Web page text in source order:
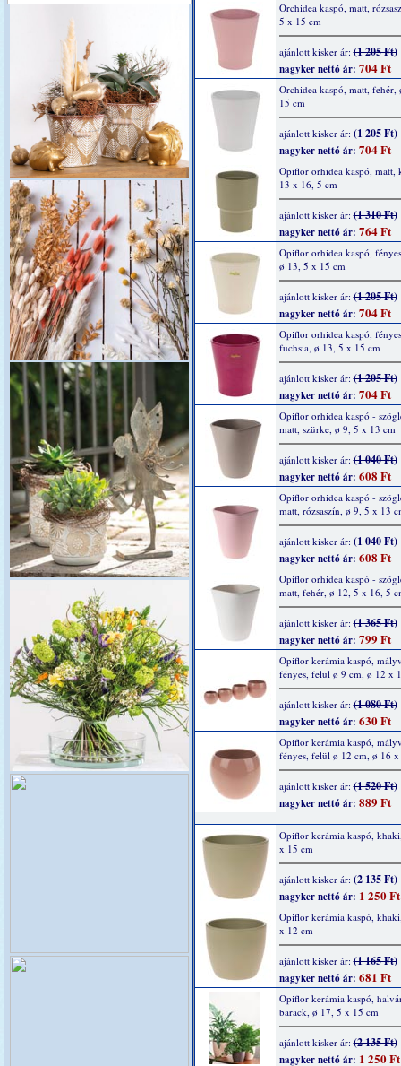
Orchidea kaspó, matt,
5 x 15 cm
ajánlott kisker ár:(1 205 Ft)
nagyker nettó ár: 704 Ft
Orchidea kaspó, matt, fehér,
15 cm
ajánlott kisker ár:(1 205 Ft)
nagyker nettó ár: 704 Ft
Opiflor orhidea kaspó, matt,
13 x 16, 5 cm
ajánlott kisker ár:(1 310 Ft)
nagyker nettó ár: 764 Ft
Opiflor orhidea kaspó,
ø 13, 5 x 15 cm
ajánlott kisker ár:(1 205 Ft)
nagyker nettó ár: 704 Ft
Opiflor orhidea kaspó,
fuchsia, ø 13, 5 x 15 cm
ajánlott kisker ár:(1 205 Ft)
nagyker nettó ár: 704 Ft
Opiflor orhidea kaspó -
matt, szürke, ø 9, 5 x 13 cm
ajánlott kisker ár:(1 040 Ft)
nagyker nettó ár: 608 Ft
Opiflor orhidea kaspó -
matt, rózsaszín, ø 9, 5 x 13
ajánlott kisker ár:(1 040 Ft)
nagyker nettó ár: 608 Ft
Opiflor orhidea kaspó -
matt, fehér, ø 12, 5 x 16, 5
ajánlott kisker ár:(1 365 Ft)
nagyker nettó ár: 799 Ft
Opiflor kerámia kaspó,
fényes, felül ø 9 cm, ø 12 x
ajánlott kisker ár:(1 080 Ft)
nagyker nettó ár: 630 Ft
Opiflor kerámia kaspó,
fényes, felül ø 12 cm, ø 16
ajánlott kisker ár:(1 520 Ft)
nagyker nettó ár: 889 Ft
Opiflor kerámia kaspó,
x 15 cm
ajánlott kisker ár:(2 135 Ft)
nagyker nettó ár: 1 250 Ft
Opiflor kerámia kaspó,
x 12 cm
ajánlott kisker ár:(1 165 Ft)
nagyker nettó ár: 681 Ft
Opiflor kerámia kaspó,
barack, ø 17, 5 x 15 cm
ajánlott kisker ár:(2 135 Ft)
nagyker nettó ár: 1 250 Ft